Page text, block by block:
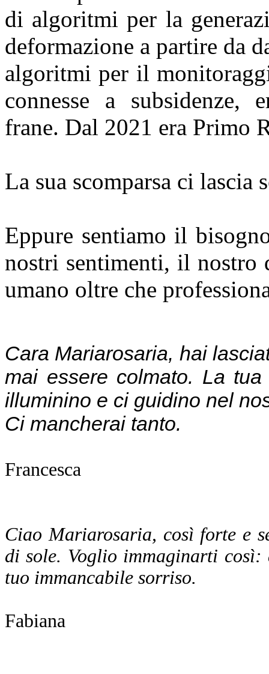
di algoritmi per la
deformazione a partire da
algoritmi per il
connesse a subsidenze,
frane. Dal 2021 era Primo
La sua scomparsa ci
Eppure sentiamo il
nostri sentimenti, il nostro
umano oltre che
Cara Mariarosaria, hai
mai essere colmato. La
illuminino e ci guidino nel
Ci mancherai tanto.
Francesca
Ciao Mariarosaria, così forte e
di sole. Voglio immaginarti
tuo immancabile sorriso.
Fabiana